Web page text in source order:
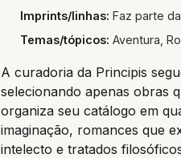
Imprints/linhas: Faz parte
Temas/tópicos: Aventura,
A curadoria da Principis
selecionando apenas obras
organiza seu catálogo em
imaginação, romances que
intelecto e tratados